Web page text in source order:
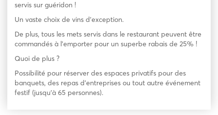
servis sur guéridon !
Un vaste choix de vins d’exception.
De plus, tous les mets servis dans le restaurant peuvent être
commandés à l’emporter pour un superbe rabais de 25% !
Quoi de plus ?
Possibilité pour réserver des espaces privatifs pour des
banquets, des repas d’entreprises ou tout autre événement
festif (jusqu’à 65 personnes).